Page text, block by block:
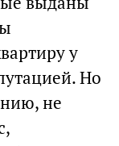
у
Но
не